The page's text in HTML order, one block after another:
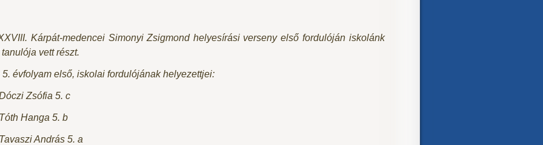
Kárpát-medencei Simonyi Zsigmond helyesírási verseny első fordulóján iskolánk
vett részt.
5. évfolyam első, iskolai fordulójának helyezettjei:
Zsófia 5. c
Hanga 5. b
András 5. a